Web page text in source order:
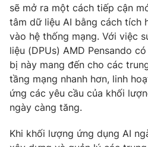
Tư vấn
Chuyên mục khác
Emagazine
Photo
sẽ mở ra một cách tiếp cận
tâm dữ liệu AI bằng cách tích
vào hệ thống mạng. Với việc
liệu (DPUs) AMD Pensando
bị này mang đến cho các
tầng mạng nhanh hơn, linh
ứng các yêu cầu của khối
ngày càng tăng.
Khi khối lượng ứng dụng AI